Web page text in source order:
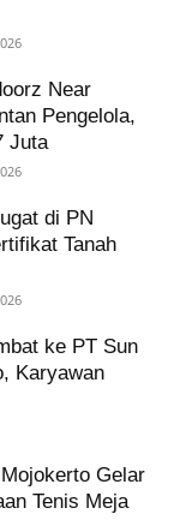
Near
Pengelola,
Juta
di PN
Tanah
ke PT Sun
Karyawan
Gelar
Tenis Meja